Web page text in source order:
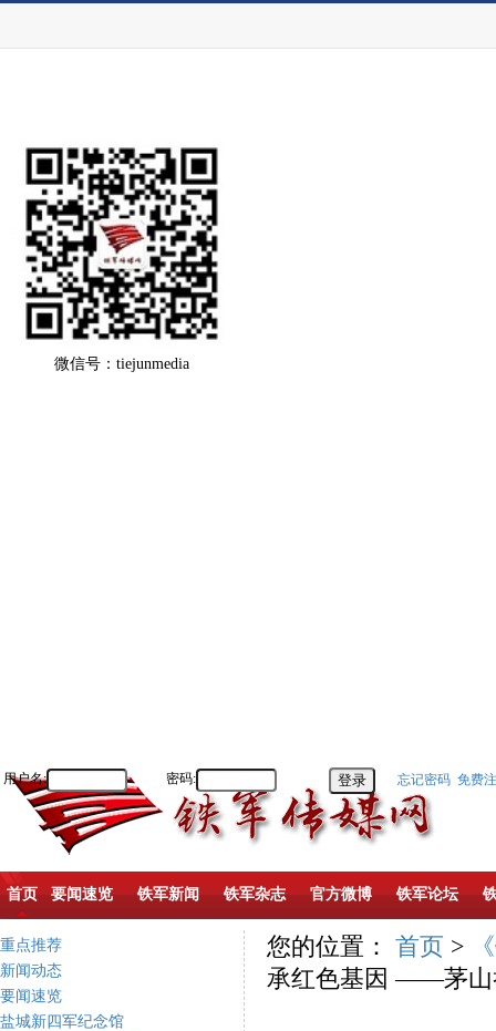
微信号：tiejunmedia
用户名: 密码: 忘记密码 免费
首页 要闻速览 铁军新闻 铁军杂志 官方微博 铁军论坛
重点推荐
新闻动态
要闻速览
盐城新四军纪念馆
您的位置： 首页 >
承红色基因 ——茅山